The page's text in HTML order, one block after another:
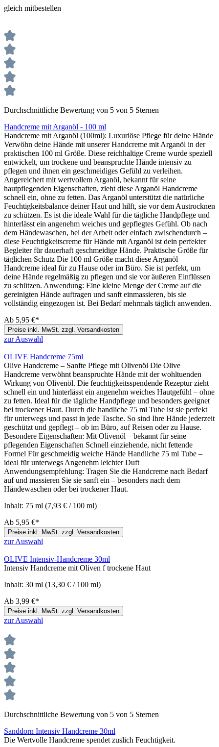
gleich mitbestellen
Durchschnittliche Bewertung von 5 von 5 Sternen
Handcreme mit Arganöl - 100 ml
Handcreme mit Arganöl (100ml): Luxuriöse Pflege für deine Hände
Verwöhn deine Hände mit unserer Handcreme mit Arganöl in der
praktischen 100 ml Größe. Diese reichhaltige Creme wurde speziell
entwickelt, um trockene und beanspruchte Hände intensiv zu
pflegen und ihnen ein geschmeidiges Gefühl zu verleihen.
Angereichert mit wertvollem Arganöl, bekannt für seine
hautpflegenden Eigenschaften, zieht diese Arganöl Handcreme
schnell ein, ohne zu fetten. Das Arganöl unterstützt die natürliche
Feuchtigkeitsbalance deiner Haut und hilft, sie vor dem Austrocknen
zu schützen. Es ist die ideale Wahl für die tägliche Handpflege und
hinterlässt ein angenehm weiches und gepflegtes Gefühl. Ob nach
dem Händewaschen, bei der Arbeit oder einfach zwischendurch –
diese Feuchtigkeitscreme für Hände mit Arganöl ist dein perfekter
Begleiter für dauerhaft geschmeidige Hände. Praktische Größe für
täglichen Schutz Die 100 ml Größe macht diese Arganöl
Handcreme ideal für zu Hause oder im Büro. Sie ist perfekt, um
deine Hände regelmäßig zu pflegen und sie vor äußeren Einflüssen
zu schützen. Anwendung: Eine kleine Menge der Creme auf die
gereinigten Hände auftragen und sanft einmassieren, bis sie
vollständig eingezogen ist. Bei Bedarf mehrmals täglich anwenden.
Ab 5,95 €*
Preise inkl. MwSt. zzgl. Versandkosten
zur Auswahl
OLIVE Handcreme 75ml
Olive Handcreme – Sanfte Pflege mit Olivenöl Die Olive
Handcreme verwöhnt beanspruchte Hände mit der wohltuenden
Wirkung von Olivenöl. Die feuchtigkeitsspendende Rezeptur zieht
schnell ein und hinterlässt ein angenehm weiches Hautgefühl – ohne
zu fetten. Ideal für die tägliche Handpflege und besonders geeignet
bei trockener Haut. Durch die handliche 75 ml Tube ist sie perfekt
für unterwegs und passt in jede Tasche. So sind Ihre Hände jederzeit
geschützt und gepflegt – ob im Büro, auf Reisen oder zu Hause.
Besondere Eigenschaften: Mit Olivenöl – bekannt für seine
pflegenden Eigenschaften Schnell einziehende, nicht fettende
Formel Für geschmeidig weiche Hände Handliche 75 ml Tube –
ideal für unterwegs Angenehm leichter Duft
Anwendungsempfehlung: Tragen Sie die Handcreme nach Bedarf
auf und massieren Sie sie sanft ein – besonders nach dem
Händewaschen oder bei trockener Haut.
Inhalt: 75 ml (7,93 € / 100 ml)
Ab 5,95 €*
Preise inkl. MwSt. zzgl. Versandkosten
zur Auswahl
OLIVE Intensiv-Handcreme 30ml
Intensiv Handcreme mit Oliven f trockene Haut
Inhalt: 30 ml (13,30 € / 100 ml)
Ab 3,99 €*
Preise inkl. MwSt. zzgl. Versandkosten
zur Auswahl
Durchschnittliche Bewertung von 5 von 5 Sternen
Sanddorn Intensiv Handcreme 30ml
Die Wertvolle Handcreme spendet zuslich Feuchtigkeit.